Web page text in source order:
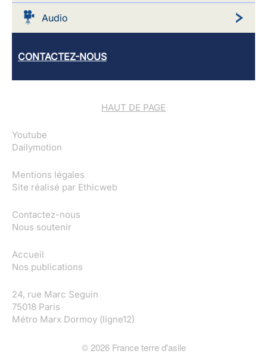
Audio
CONTACTEZ-NOUS
HAUT DE PAGE
Youtube
Dailymotion
Mentions légales
Site réalisé par Ethicweb
Contactez-nous
Nous soutenir
Accueil
Nos publications
24, rue Marc Seguin
75018 Paris
Métro Marx Dormoy (ligne12)
© 2026France terre d'asile